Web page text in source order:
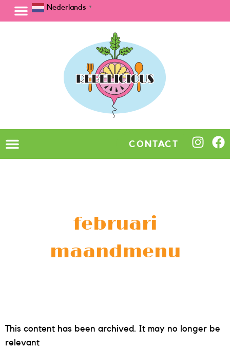
Nederlands ▼
CONTACT
februari
maandmenu
This content has been archived. It may no longer be
relevant